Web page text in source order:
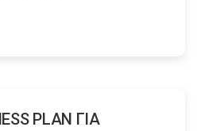
PLAN ΓΙΑ